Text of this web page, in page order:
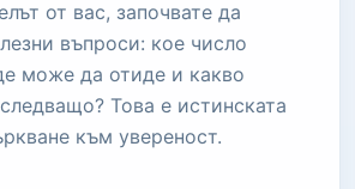
от вас, започвате да
въпроси: кое число
може да отиде и какво
Това е истинската
към увереност.